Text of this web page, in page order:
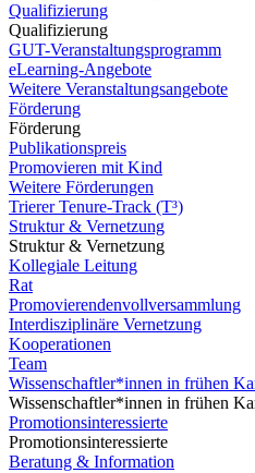
Qualifizierung
Qualifizierung
GUT-Veranstaltungsprogramm
eLearning-Angebote
Weitere Veranstaltungsangebote
Förderung
Förderung
Publikationspreis
Promovieren mit Kind
Weitere Förderungen
Trierer Tenure-Track (T³)
Struktur & Vernetzung
Struktur & Vernetzung
Kollegiale Leitung
Rat
Promovierendenvollversammlung
Interdisziplinäre Vernetzung
Kooperationen
Team
Wissenschaftler*innen in frühen
Wissenschaftler*innen in frühen
Promotionsinteressierte
Promotionsinteressierte
Beratung & Information